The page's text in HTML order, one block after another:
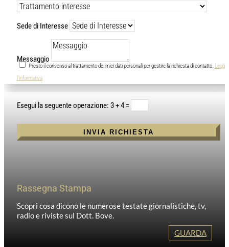
Sede di Interesse
Messaggio
Presto il consenso al trattamento dei miei dati personali per gestire la richiesta di contatto. Leggi
l'informativa
3 + 4 =
INVIA RICHIESTA
Rassegna Stampa
Scopri cosa dicono le numerose testate giornalistiche, tv,
radio e riviste sul Dott. Bove.
GUARDA